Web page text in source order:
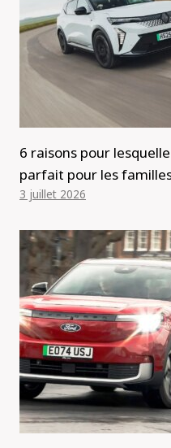
6 raisons pour
parfait pour les
3 juillet 2026